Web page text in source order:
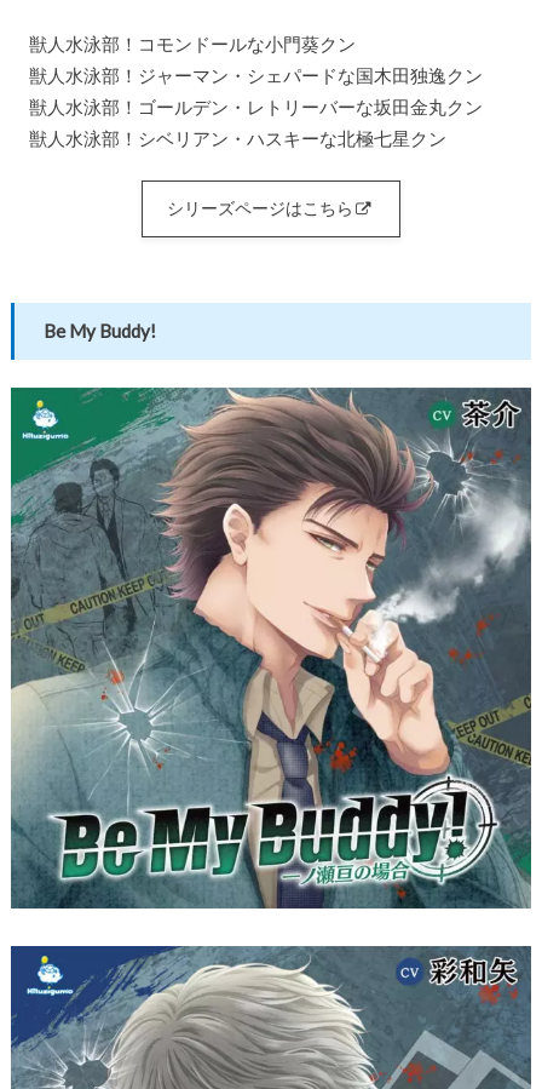
獣人水泳部！コモンドールな小門葵クン
獣人水泳部！ジャーマン・シェパードな国木田独逸クン
獣人水泳部！ゴールデン・レトリーバーな坂田金丸クン
獣人水泳部！シベリアン・ハスキーな北極七星クン
シリーズページはこちら
Be My Buddy!